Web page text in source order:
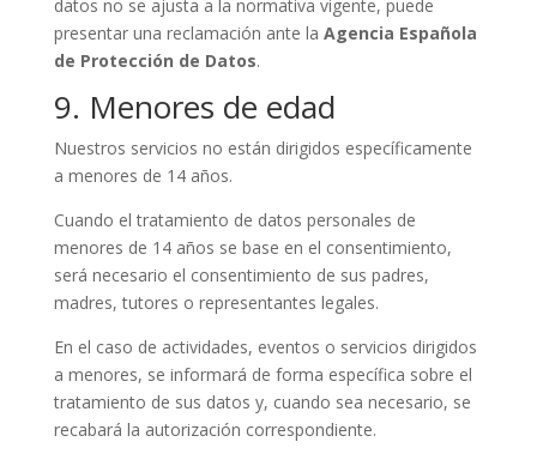
datos no se ajusta a la normativa vigente, puede
presentar una reclamación ante la Agencia Española
de Protección de Datos.
9. Menores de edad
Nuestros servicios no están dirigidos específicamente
a menores de 14 años.
Cuando el tratamiento de datos personales de
menores de 14 años se base en el consentimiento,
será necesario el consentimiento de sus padres,
madres, tutores o representantes legales.
En el caso de actividades, eventos o servicios dirigidos
a menores, se informará de forma específica sobre el
tratamiento de sus datos y, cuando sea necesario, se
recabará la autorización correspondiente.